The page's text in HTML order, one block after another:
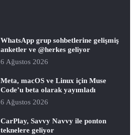
WhatsApp grup sohbetlerine gelişmiş
anketler ve @herkes geliyor
6 Ağustos 2026
Meta, macOS ve Linux için Muse
Code’u beta olarak yayımladı
6 Ağustos 2026
CarPlay, Savvy Navvy ile ponton
teknelere geliyor